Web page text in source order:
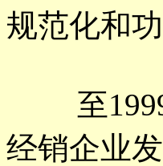
规范化和
至1999
经销企业